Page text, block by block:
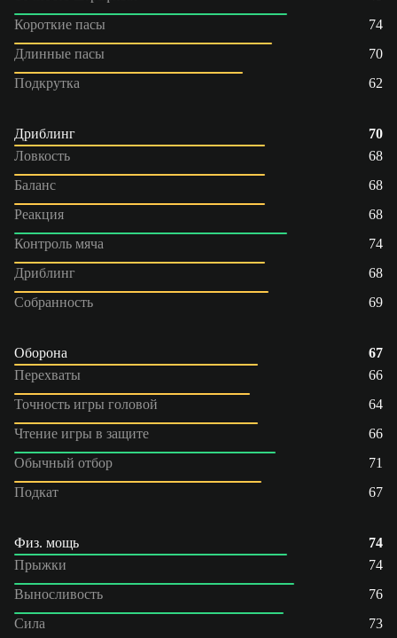
Короткие пасы
74
Длинные пасы
70
Подкрутка
62
Дриблинг
70
Ловкость
68
Баланс
68
Реакция
68
Контроль мяча
74
Дриблинг
68
Собранность
69
Оборона
67
Перехваты
66
Точность игры головой
64
Чтение игры в защите
66
Обычный отбор
71
Подкат
67
Физ. мощь
74
Прыжки
74
Выносливость
76
Сила
73